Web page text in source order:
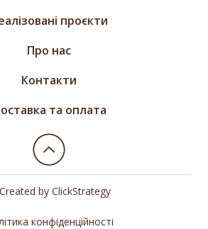
проєкти
Про нас
Контакти
та оплата
by ClickStrategy
конфіденційності